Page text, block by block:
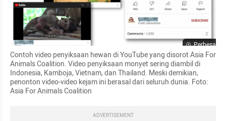
Perbesar
Contoh video penyiksaan hewan di YouTube yang disorot Asia For
Animals Coalition. Video penyiksaan monyet sering diambil di
Indonesia, Kamboja, Vietnam, dan Thailand. Meski demikian,
penonton video-video kejam ini berasal dari seluruh dunia. Foto:
Asia For Animals Coalition
ADVERTISEMENT